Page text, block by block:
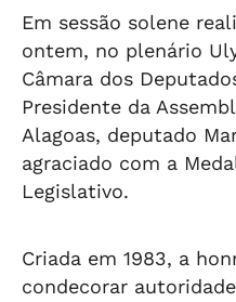
Em sessão solene
ontem, no plenário
Câmara dos
Presidente da
Alagoas, deputado
agraciado com a
Legislativo.
Criada em 1983, a
condecorar